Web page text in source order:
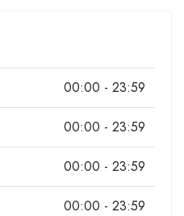
00:00 - 23:59
00:00 - 23:59
00:00 - 23:59
00:00 - 23:59